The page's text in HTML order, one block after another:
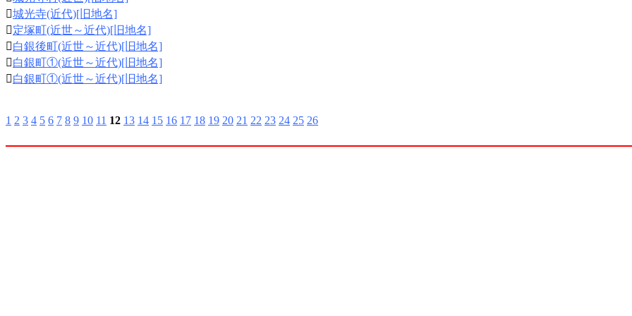
城光寺(近代)[旧地名]
定塚町(近世～近代)[旧地名]
白銀後町(近世～近代)[旧地名]
白銀町①(近世～近代)[旧地名]
白銀町①(近世～近代)[旧地名]
1 2 3 4 5 6 7 8 9 10 11 12 13 14 15 16 17 18 19 20 21 22 23 24 25 26